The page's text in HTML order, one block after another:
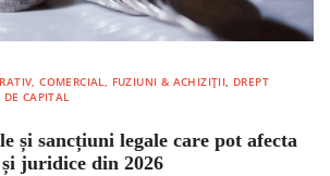
COMERCIAL, FUZIUNI & ACHIZIȚII, DREPT
DE CAPITAL
și sancțiuni legale care pot afecta
juridice din 2026